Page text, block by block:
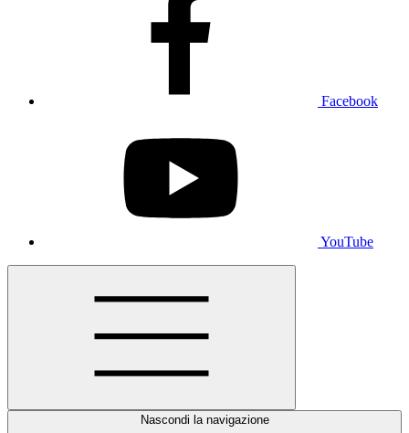
Facebook
YouTube
Nascondi la navigazione